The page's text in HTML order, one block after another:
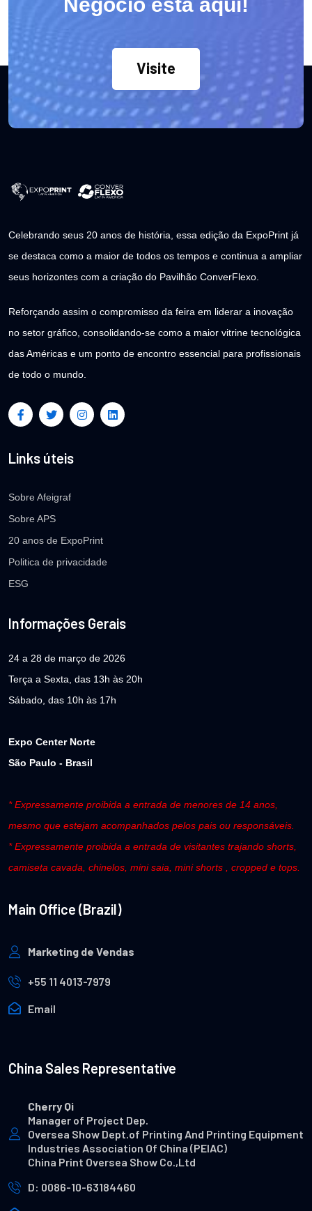
Visite
Celebrando seus 20 anos de história, essa edição da ExpoPrint já
se destaca como a maior de todos os tempos e continua a ampliar
seus horizontes com a criação do Pavilhão ConverFlexo.
Reforçando assim o compromisso da feira em liderar a inovação
no setor gráfico, consolidando-se como a maior vitrine tecnológica
das Américas e um ponto de encontro essencial para profissionais
de todo o mundo.
Links úteis
Sobre Afeigraf
Sobre APS
20 anos de ExpoPrint
Politica de privacidade
ESG
Informações Gerais
24 a 28 de março de 2026
Terça a Sexta, das 13h às 20h
Sábado, das 10h às 17h
Expo Center Norte
São Paulo - Brasil
* Expressamente proibida a entrada de menores de 14 anos,
mesmo que estejam acompanhados pelos pais ou responsáveis.
* Expressamente proibida a entrada de visitantes trajando shorts,
camiseta cavada, chinelos, mini saia, mini shorts , cropped e tops.
Main Office (Brazil)
Marketing de Vendas
+55 11 4013-7979
Email
China Sales Representative
Cherry Qi
Manager of Project Dep.
Oversea Show Dept.of Printing And Printing Equipment
Industries Association Of China (PEIAC)
China Print Oversea Show Co.,Ltd
D: 0086-10-63184460